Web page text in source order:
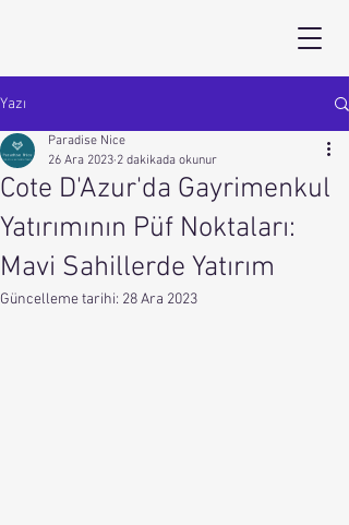
Yazı
Cote D'Azur'da Gayrimenkul
Yatırımının Püf Noktaları:
Mavi Sahillerde Yatırım
Paradise Nice
26 Ara 2023 2 dakikada okunur
Güncelleme tarihi: 28 Ara 2023